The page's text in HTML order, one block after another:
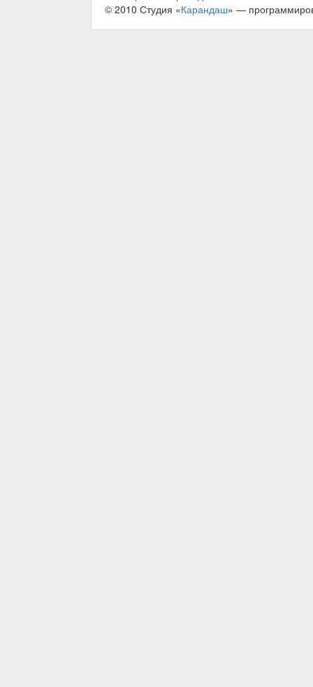
© 2010 Студия «Карандаш» —